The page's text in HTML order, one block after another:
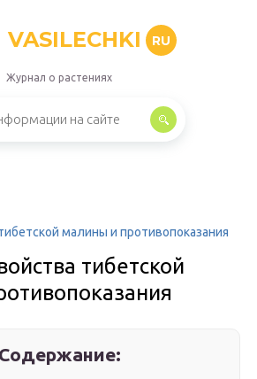
VASILECHKI RU
Журнал о растениях
малины и противопоказания
тибетской
Содержание: